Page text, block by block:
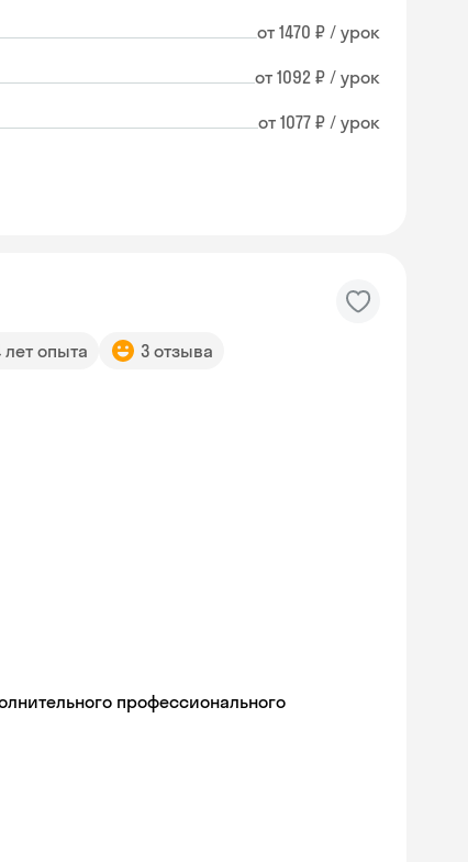
от 1470 ₽ / урок
от 1092 ₽ / урок
от 1077 ₽ / урок
лет опыта 3 отзыва
профессионального